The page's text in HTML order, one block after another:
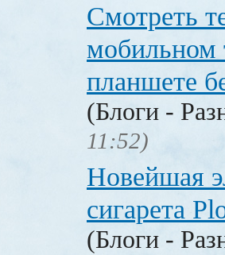
Смотреть
мобильном
планшете
(Блоги -
11:52)
Новейшая
сигарета
(Блоги -